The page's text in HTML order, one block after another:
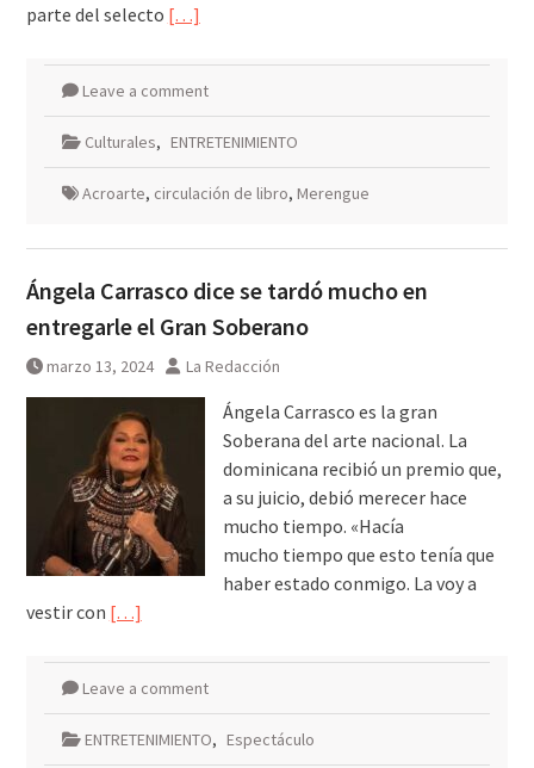
parte del selecto […]
Leave a comment
Culturales, ENTRETENIMIENTO
Acroarte, circulación de libro, Merengue
Ángela Carrasco dice se tardó mucho en
entregarle el Gran Soberano
marzo 13, 2024 La Redacción
Ángela Carrasco es la gran
Soberana del arte nacional. La
dominicana recibió un premio que,
a su juicio, debió merecer hace
mucho tiempo. «Hacía
mucho tiempo que esto tenía que
haber estado conmigo. La voy a
vestir con […]
Leave a comment
ENTRETENIMIENTO, Espectáculo